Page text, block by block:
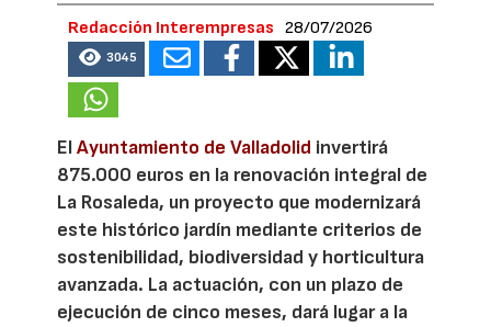
Redacción Interempresas 28/07/2026
3045
ElAyuntamiento de Valladolid invertirá
875.000 euros en la renovación integral de
La Rosaleda, un proyecto que modernizará
este histórico jardín mediante criterios de
sostenibilidad, biodiversidad y horticultura
avanzada. La actuación, con un plazo de
ejecución de cinco meses, dará lugar a la